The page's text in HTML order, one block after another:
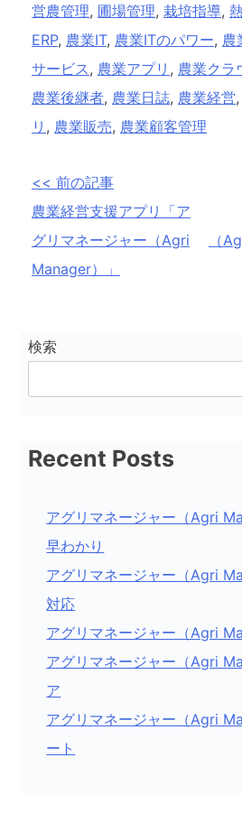
営農管理, 圃場管理, 栽培指導,
ERP, 農業IT, 農業ITのパワー, 農
サービス , 農業アプリ , 農業クラ
農業後継者, 農業日誌, 農業経営,
リ , 農業販売, 農業顧客管理
投
稿
ナ
ビ
ー
ン
<< 前の記事
農業経営支援アプリ「ア
グリマネージャー（Agri
Manager）」
（
検索
Recent Posts
アグリマネージャー（Agri
早わかり
アグリマネージャー（Agri
対応
アグリマネージャー（Agri
アグリマネージャー（Agri
ア
アグリマネージャー（Agri
ート